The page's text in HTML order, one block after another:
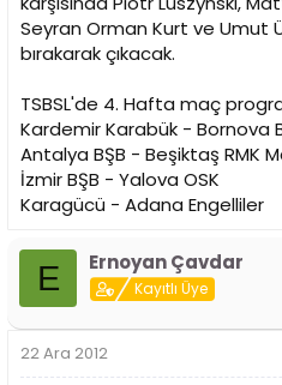
Seyran Orman Kurt ve Umut
bırakarak çıkacak.
TSBSL'de 4. Hafta maç
Kardemir Karabük - Bornova
Antalya BŞB - Beşiktaş RMK
İzmir BŞB - Yalova OSK
Karagücü - Adana Engelliler
E Ernoyan Çavdar
Kayıtlı Üye
22 Ara 2012